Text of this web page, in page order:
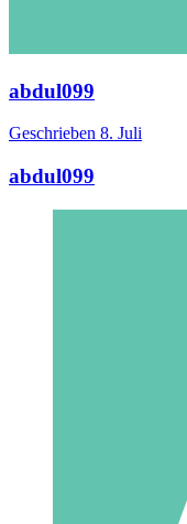
abdul099
Geschrieben 8. Juli
abdul099